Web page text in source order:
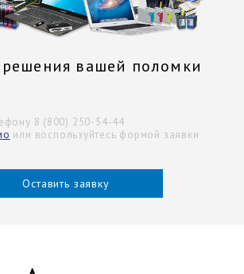
вашей поломки
8 (800) 250-54-44
или воспользуйтесь формой заявки
Оставить заявку